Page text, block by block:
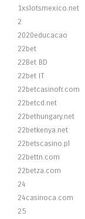
1xslotsmexico.net
2
2020educacao
22bet
22Bet BD
22bet IT
22betcasinofr.com
22betcd.net
22bethungary.net
22betkenya.net
22betscasino.pl
22bettn.com
22betza.com
24
24casinoca.com
25